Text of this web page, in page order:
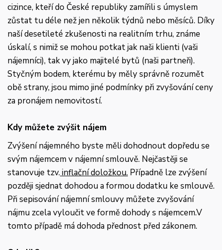
cizince, kteří do České republiky zamířili s úmyslem
zůstat tu déle než jen několik týdnů nebo měsíců. Díky
naší desetileté zkušenosti na realitním trhu, známe
úskalí, s nimiž se mohou potkat jak naši klienti (vaši
nájemníci), tak vy jako majitelé bytů (naši partneři).
Styčným bodem, kterému by měly správně rozumět
obě strany, jsou mimo jiné podmínky při zvyšování ceny
za pronájem nemovitostí.
Kdy můžete zvýšit nájem
Zvýšení nájemného byste měli dohodnout dopředu se
svým nájemcem v nájemní smlouvě. Nejčastěji se
stanovuje tzv.inflační doložkou. Případně lze zvýšení
později sjednat dohodou a formou dodatku ke smlouvě.
Při sepisování nájemní smlouvy můžete zvyšování
nájmu zcela vyloučit ve formě dohody s nájemcem.V
tomto případě má dohoda přednost před zákonem.